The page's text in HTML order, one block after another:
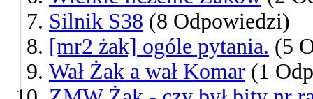
Silnik S38 (8 Odpowiedzi)
[mr2 żak] ogóle pytania. (5
Wał Żak a wał Komar (1